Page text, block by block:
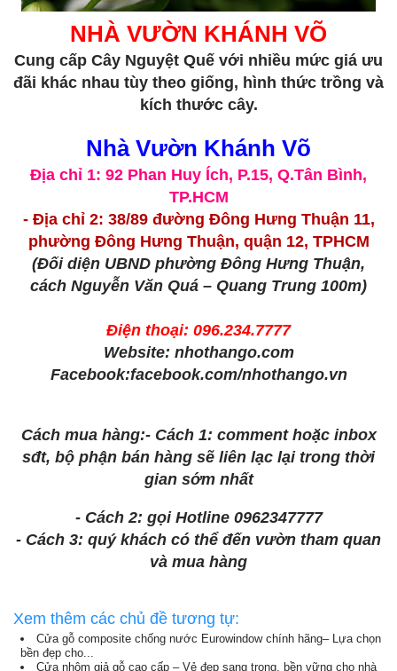
NHÀ VƯỜN KHÁNH VÕ
Cung cấp Cây Nguyệt Quế với nhiều mức giá ưu
đãi khác nhau tùy theo giống, hình thức trồng và
kích thước cây.
Nhà Vườn Khánh Võ
Địa chỉ 1: 92 Phan Huy Ích, P.15, Q.Tân Bình,
TP.HCM
- Địa chỉ 2: 38/89 đường Đông Hưng Thuận 11,
phường Đông Hưng Thuận, quận 12, TPHCM
(Đối diện UBND phường Đông Hưng Thuận,
cách Nguyễn Văn Quá – Quang Trung 100m)
Điện thoại: 096.234.7777
Website: nhothango.com
Facebook:facebook.com/nhothango.vn
Cách mua hàng:- Cách 1: comment hoặc inbox
sđt, bộ phận bán hàng sẽ liên lạc lại trong thời
gian sớm nhất
- Cách 2: gọiHotline 0962347777
- Cách 3: quý khách có thể đến vườn tham quan
và mua hàng
Xem thêm các chủ đề tương tự:
Cửa gỗ composite chống nước Eurowindow chính hãng– Lựa chọn
bền đẹp cho...
Cửa nhôm giả gỗ cao cấp – Vẻ đẹp sang trọng, bền vững cho nhà